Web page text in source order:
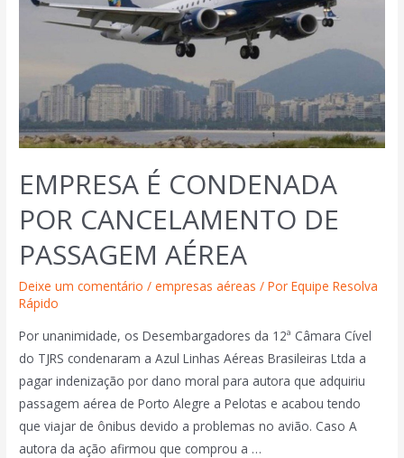
EMPRESA É CONDENADA
POR CANCELAMENTO DE
PASSAGEM AÉREA
Deixe um comentário /empresas aéreas / PorEquipe Resolva
Rápido
Por unanimidade, os Desembargadores da 12ª Câmara Cível
do TJRS condenaram a Azul Linhas Aéreas Brasileiras Ltda a
pagar indenização por dano moral para autora que adquiriu
passagem aérea de Porto Alegre a Pelotas e acabou tendo
que viajar de ônibus devido a problemas no avião. Caso A
autora da ação afirmou que comprou a …